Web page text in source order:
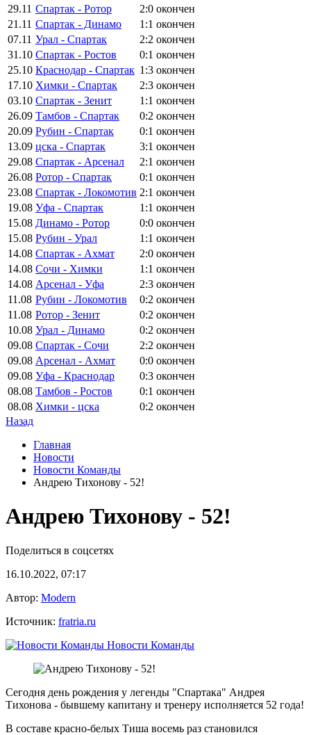
29.11 Спартак - Ротор 2:0 окончен
21.11 Спартак - Динамо 1:1 окончен
07.11 Урал - Спартак 2:2 окончен
31.10 Спартак - Ростов 0:1 окончен
25.10 Краснодар - Спартак 1:3 окончен
17.10 Химки - Спартак 2:3 окончен
03.10 Спартак - Зенит 1:1 окончен
26.09 Тамбов - Спартак 0:2 окончен
20.09 Рубин - Спартак 0:1 окончен
13.09 цска - Спартак 3:1 окончен
29.08 Спартак - Арсенал 2:1 окончен
26.08 Ротор - Спартак 0:1 окончен
23.08 Спартак - Локомотив 2:1 окончен
19.08 Уфа - Спартак 1:1 окончен
15.08 Динамо - Ротор 0:0 окончен
15.08 Рубин - Урал 1:1 окончен
14.08 Спартак - Ахмат 2:0 окончен
14.08 Сочи - Химки 1:1 окончен
14.08 Арсенал - Уфа 2:3 окончен
11.08 Рубин - Локомотив 0:2 окончен
11.08 Ротор - Зенит 0:2 окончен
10.08 Урал - Динамо 0:2 окончен
09.08 Спартак - Сочи 2:2 окончен
09.08 Арсенал - Ахмат 0:0 окончен
09.08 Уфа - Краснодар 0:3 окончен
08.08 Тамбов - Ростов 0:1 окончен
08.08 Химки - цска 0:2 окончен
Назад
Главная
Новости
Новости Команды
Андрею Тихонову - 52!
Андрею Тихонову - 52!
Поделиться в соцсетях
16.10.2022, 07:17
Автор: Modern
Источник: fratria.ru
Новости Команды
Сегодня день рождения у легенды "Спартака" Андрея
Тихонова - бывшему капитану и тренеру исполняется 52 года!
В составе красно-белых Тиша восемь раз становился